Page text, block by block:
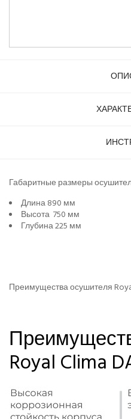
Габаритные размеры
Длина 890 мм
Высота 750 мм
Глубина 225 мм
Преимущества осушителя
Royal Clima